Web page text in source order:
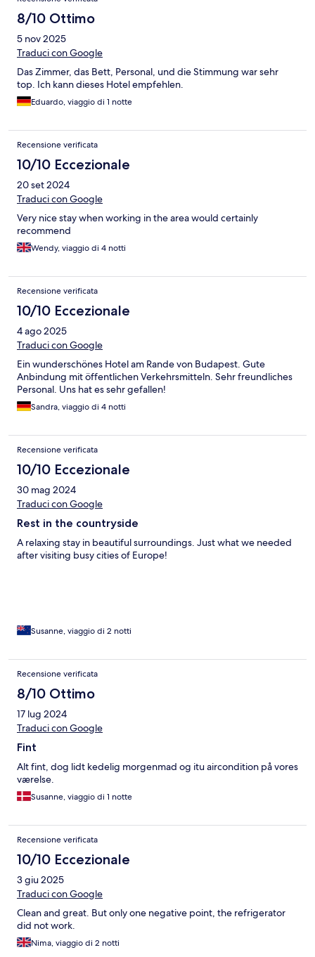
8/10 Ottimo
5 nov 2025
Traduci con Google
Das Zimmer, das Bett, Personal, und die Stimmung war sehr
top. Ich kann dieses Hotel empfehlen.
Eduardo, viaggio di 1 notte
Recensione verificata
10/10 Eccezionale
20 set 2024
Traduci con Google
Very nice stay when working in the area would certainly
recommend
Wendy, viaggio di 4 notti
Recensione verificata
10/10 Eccezionale
4 ago 2025
Traduci con Google
Ein wunderschönes Hotel am Rande von Budapest. Gute
Anbindung mit öffentlichen Verkehrsmitteln. Sehr freundliches
Personal. Uns hat es sehr gefallen!
Sandra, viaggio di 4 notti
Recensione verificata
10/10 Eccezionale
30 mag 2024
Traduci con Google
Rest in the countryside
A relaxing stay in beautiful surroundings. Just what we needed
after visiting busy cities of Europe!
Susanne, viaggio di 2 notti
Recensione verificata
8/10 Ottimo
17 lug 2024
Traduci con Google
Fint
Alt fint, dog lidt kedelig morgenmad og itu aircondition på vores
værelse.
Susanne, viaggio di 1 notte
Recensione verificata
10/10 Eccezionale
3 giu 2025
Traduci con Google
Clean and great. But only one negative point, the refrigerator
did not work.
Nima, viaggio di 2 notti